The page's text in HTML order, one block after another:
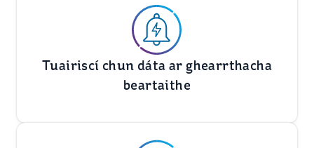
Tuairiscí chun dáta ar ghearrthacha
beartaithe